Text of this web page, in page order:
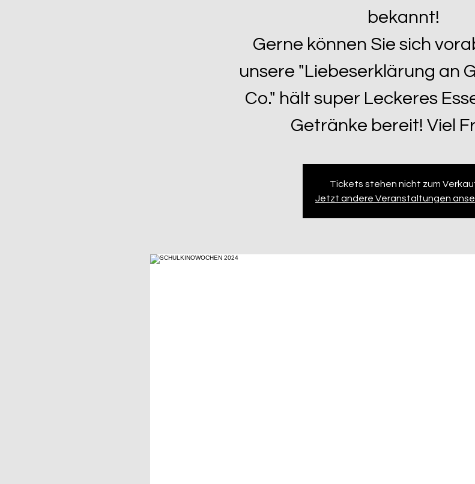
bekannt!
Gerne können Sie sich
unsere "Liebeserklärung an
Co." hält super Leckeres
Getränke bereit! Viel
Tickets stehen nicht zum
Jetzt andere Veranstaltungen